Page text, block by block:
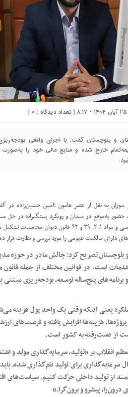
۰ |
و بلوچستان گفت: با اجرای واقعی
خارج شده و منابع مالی خود را به‌صورت
به نقل از عصر هامون ؛امین حسین‌زاده در
به‌موقع در میدان و رویکرد پیشگیرانه در حل
کشور بر اساس اصول ۵۴ و ۵۵ قانون اساسی و مواد ۱،
مالکیت عمومی را مورد بررسی و نظارت قرار
تصریح کرد: چالش مادر در حوزه
قانون الحاق (۲)، بند (۲) ماده ۲۶ و برنامه‌های پنج‌ساله
یعنی اینکه وقتی یک واحد پول هزینه
هزینه‌ها افزایش یافته و فرصت‌های
از دست‌رفته به کشور است.
انقلاب بر «تولید، سرمایه‌گذاری مولد و
به عنوان سال سرمایه‌گذاری برای تولید نام‌گذاری
از تولید داخلی حرکت کنیم. سیاست‌های
پیشرو و برون‌گرا.»